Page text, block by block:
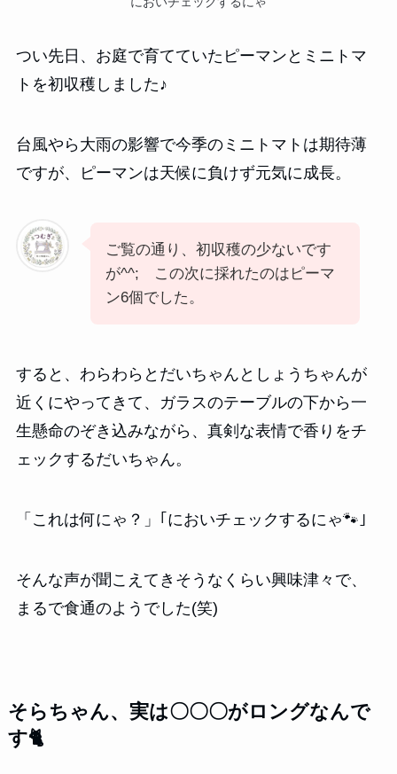
つい先日、お庭で育てていたピーマンとミニトマ
トを初収穫しました♪
台風やら大雨の影響で今季のミニトマトは期待薄
ですが、ピーマンは天候に負けず元気に成長。
ご覧の通り、初収穫の少ないです
が^^; この次に採れたのはピーマ
ン6個でした。
すると、わらわらとだいちゃんとしょうちゃんが
近くにやってきて、ガラスのテーブルの下から一
生懸命のぞき込みながら、真剣な表情で香りをチ
ェックするだいちゃん。
「これは何にゃ？」｢においチェックするにゃ🐾｣
そんな声が聞こえてきそうなくらい興味津々で、
まるで食通のようでした(笑)
そらちゃん、実は〇〇〇がロングなんで
す🐈